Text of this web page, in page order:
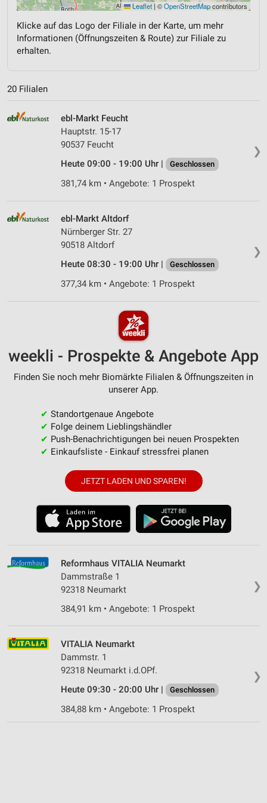
Leaflet | ©OpenStreetMapcontributors
Klicke auf das Logo der Filiale in der Karte, um mehr
Informationen (Öffnungszeiten & Route) zur Filiale zu
erhalten.
20 Filialen
❯
ebl-Markt Feucht
Hauptstr. 15-17
90537 Feucht
Heute 09:00 - 19:00 Uhr |
Geschlossen
381,74 km • Angebote: 1 Prospekt
❯
ebl-Markt Altdorf
Nürnberger Str. 27
90518 Altdorf
Heute 08:30 - 19:00 Uhr |
Geschlossen
377,34 km • Angebote: 1 Prospekt
weekli - Prospekte & Angebote App
Finden Sie noch mehr Biomärkte Filialen & Öffnungszeiten in
unserer App.
✔ Standortgenaue Angebote
✔ Folge deinem Lieblingshändler
✔ Push-Benachrichtigungen bei neuen Prospekten
✔ Einkaufsliste - Einkauf stressfrei planen
JETZT LADEN UND SPAREN!
❯
Reformhaus VITALIA Neumarkt
Dammstraße 1
92318 Neumarkt
384,91 km • Angebote: 1 Prospekt
❯
VITALIA Neumarkt
Dammstr. 1
92318 Neumarkt i.d.OPf.
Heute 09:30 - 20:00 Uhr |
Geschlossen
384,88 km • Angebote: 1 Prospekt